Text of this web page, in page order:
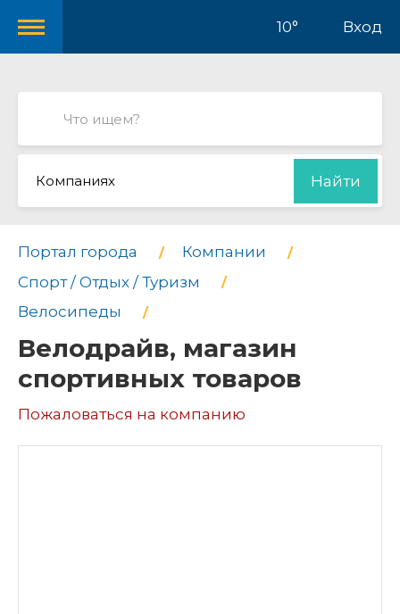
10° Вход
Компаниях Найти
Портал города
Компании
Спорт / Отдых / Туризм
Велосипеды
Велодрайв, магазин
спортивных товаров
Пожаловаться на компанию